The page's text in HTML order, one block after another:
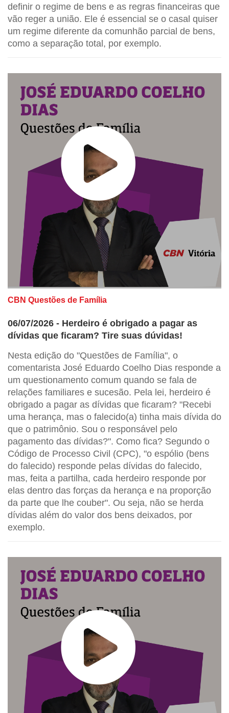
definir o regime de bens e as regras financeiras que
vão reger a união. Ele é essencial se o casal quiser
um regime diferente da comunhão parcial de bens,
como a separação total, por exemplo.
CBN Questões de Família
06/07/2026 - Herdeiro é obrigado a pagar as
dívidas que ficaram? Tire suas dúvidas!
Nesta edição do "Questões de Família", o
comentarista José Eduardo Coelho Dias responde a
um questionamento comum quando se fala de
relações familiares e sucesão. Pela lei, herdeiro é
obrigado a pagar as dívidas que ficaram? "Recebi
uma herança, mas o falecido(a) tinha mais dívida do
que o patrimônio. Sou o responsável pelo
pagamento das dívidas?". Como fica? Segundo o
Código de Processo Civil (CPC), "o espólio (bens
do falecido) responde pelas dívidas do falecido,
mas, feita a partilha, cada herdeiro responde por
elas dentro das forças da herança e na proporção
da parte que lhe couber". Ou seja, não se herda
dívidas além do valor dos bens deixados, por
exemplo.